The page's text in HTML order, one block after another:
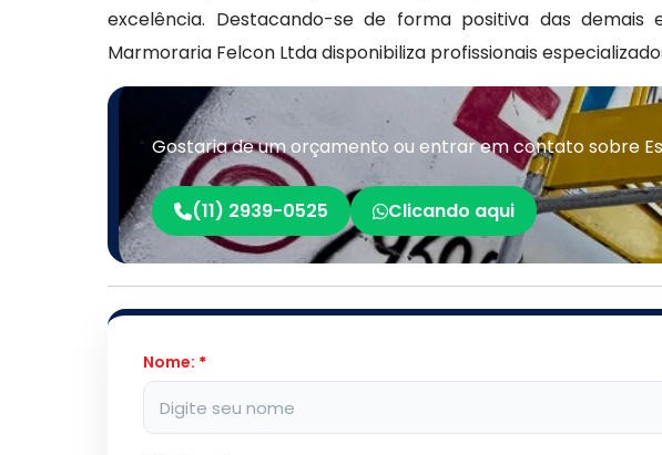
excelência. Destacando-se de forma positiva das demais
Marmoraria Felcon Ltda disponibiliza profissionais
Gostaria de um orçamento ou entrar em contato sobre
(11) 2939-0525 Clicando aqui
Nome: *